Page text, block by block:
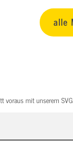
alle
voraus mit unserem